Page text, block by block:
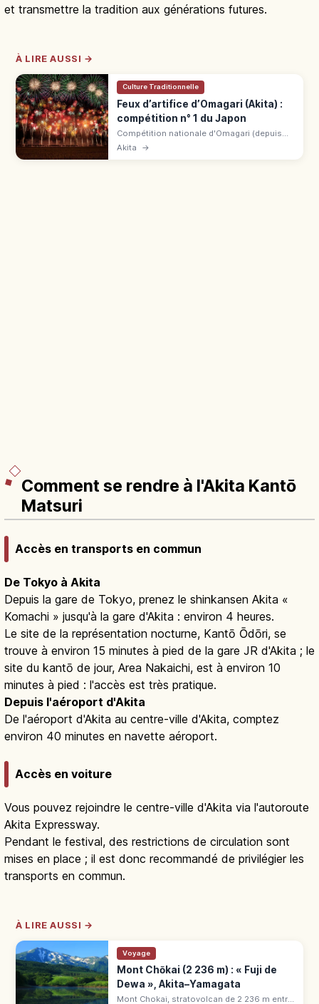
et transmettre la tradition aux générations futures.
À LIRE AUSSI →
Culture Traditionnelle
Feux d’artifice d’Omagari (Akita) :
compétition n° 1 du Japon
Compétition nationale d'Omagari (depuis
1910), dernier samedi d'août à Akita. Feux
Akita →
Comment se rendre à l'Akita Kantō
Matsuri
Accès en transports en commun
De Tokyo à Akita
Depuis la gare de Tokyo, prenez le shinkansen Akita «
Komachi » jusqu'à la gare d'Akita : environ 4 heures.
Le site de la représentation nocturne, Kantō Ōdōri, se
trouve à environ 15 minutes à pied de la gare JR d'Akita ; le
site du kantō de jour, Area Nakaichi, est à environ 10
minutes à pied : l'accès est très pratique.
Depuis l'aéroport d'Akita
De l'aéroport d'Akita au centre-ville d'Akita, comptez
environ 40 minutes en navette aéroport.
Accès en voiture
Vous pouvez rejoindre le centre-ville d'Akita via l'autoroute
Akita Expressway.
Pendant le festival, des restrictions de circulation sont
mises en place ; il est donc recommandé de privilégier les
transports en commun.
À LIRE AUSSI →
Voyage
Mont Chōkai (2 236 m) : « Fuji de
Dewa », Akita–Yamagata
Mont Chokai, stratovolcan de 2 236 m entre